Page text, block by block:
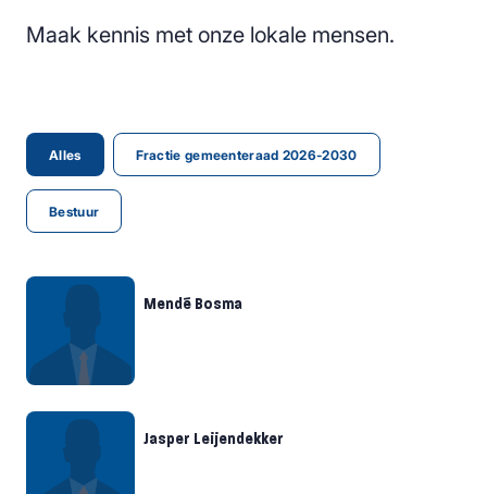
Maak kennis met onze lokale mensen.
Alles Fractie gemeenteraad 2026-2030
Bestuur
Mendé Bosma
Jasper Leijendekker